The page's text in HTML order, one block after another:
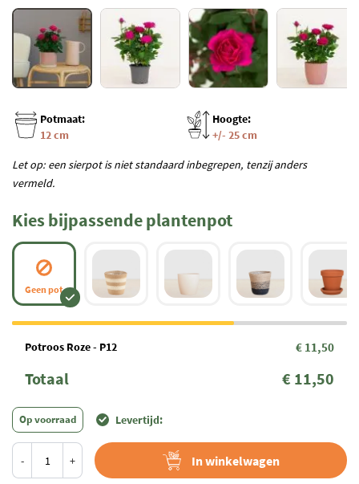
Potmaat:
12 cm
Hoogte:
+/- 25 cm
Let op: een sierpot is niet standaard inbegrepen, tenzij anders
vermeld.
Kies bijpassende plantenpot
Geen pot
Potroos Roze - P12 € 11,50
Totaal € 11,50
- + In winkelwagen
Op voorraad Levertijd: